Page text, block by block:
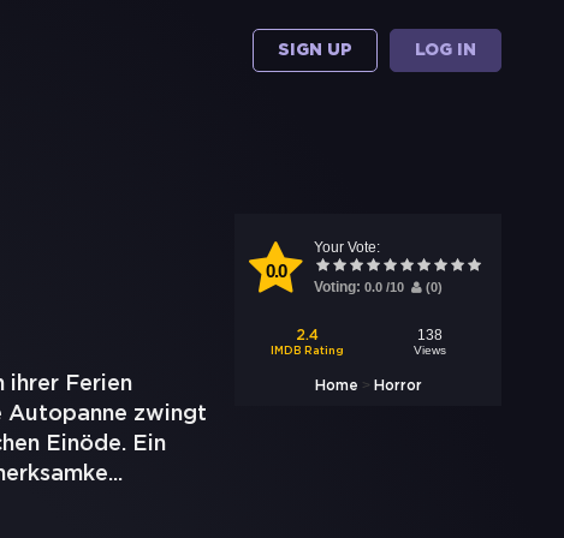
SIGN UP LOG IN
0.0
Your Vote:
Voting: 0.0 /10 (0)
2.4
IMDB Rating
138
Views
Home > Horror
ihrer Ferien
Autopanne zwingt
Einöde. Ein
...